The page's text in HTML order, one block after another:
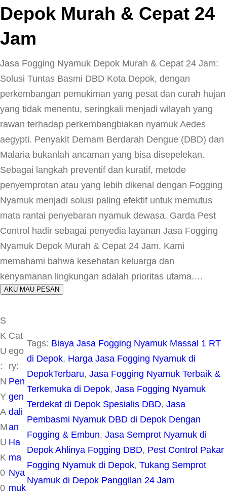
Depok Murah & Cepat 24
Jam
Jasa Fogging Nyamuk Depok Murah & Cepat 24 Jam:
Solusi Tuntas Basmi DBD Kota Depok, dengan
perkembangan pemukiman yang pesat dan curah hujan
yang tidak menentu, seringkali menjadi wilayah yang
rawan terhadap perkembangbiakan nyamuk Aedes
aegypti. Penyakit Demam Berdarah Dengue (DBD) dan
Malaria bukanlah ancaman yang bisa disepelekan.
Sebagai langkah preventif dan kuratif, metode
penyemprotan atau yang lebih dikenal dengan Fogging
Nyamuk menjadi solusi paling efektif untuk memutus
mata rantai penyebaran nyamuk dewasa. Garda Pest
Control hadir sebagai penyedia layanan Jasa Fogging
Nyamuk Depok Murah & Cepat 24 Jam. Kami
memahami bahwa kesehatan keluarga dan
kenyamanan lingkungan adalah prioritas utama.…
AKU MAU PESAN
S
K
U
:
N
Y
A
M
U
K
0
0
Cat
ego
ry:
Pen
gen
dali
an
Ha
ma
Nya
muk
Tags: Biaya Jasa Fogging Nyamuk Massal 1 RT
di Depok, Harga Jasa Fogging Nyamuk di
DepokTerbaru, Jasa Fogging Nyamuk Terbaik &
Terkemuka di Depok, Jasa Fogging Nyamuk
Terdekat di Depok Spesialis DBD, Jasa
Pembasmi Nyamuk DBD di Depok Dengan
Fogging & Embun, Jasa Semprot Nyamuk di
Depok Ahlinya Fogging DBD, Pest Control Pakar
Fogging Nyamuk di Depok, Tukang Semprot
Nyamuk di Depok Panggilan 24 Jam